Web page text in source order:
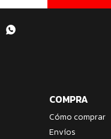
COMPRA
Cómo comprar
Envíos
